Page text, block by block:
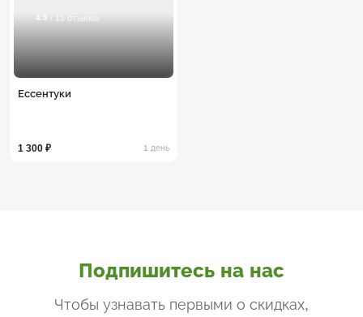
4.5 / 13 отзывов
Ессентуки
1 300 ₽ 1 день
Подпишитесь на нас
Чтобы узнавать первыми о скидках,